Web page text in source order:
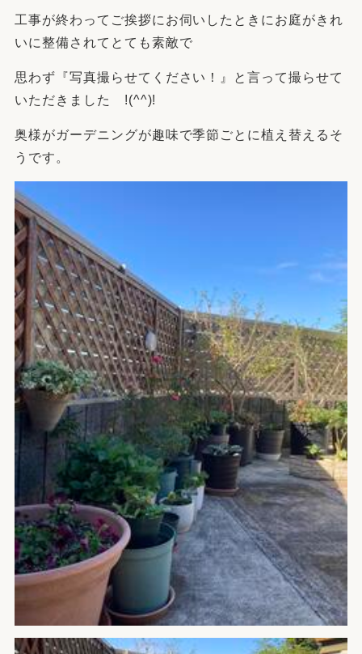
工事が終わってご挨拶にお伺いしたときにお庭がきれ
いに整備されてとても素敵で
思わず『写真撮らせてください！』と言って撮らせて
いただきました !(^^)!
奥様がガーデニングが趣味で季節ごとに植え替えるそ
うです。